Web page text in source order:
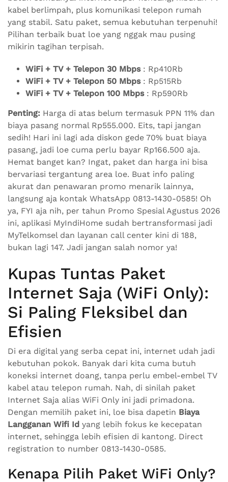
kabel berlimpah, plus komunikasi telepon rumah
yang stabil. Satu paket, semua kebutuhan terpenuhi!
Pilihan terbaik buat loe yang nggak mau pusing
mikirin tagihan terpisah.
WiFi + TV + Telepon 30 Mbps: Rp410Rb
WiFi + TV + Telepon 50 Mbps: Rp515Rb
WiFi + TV + Telepon 100 Mbps: Rp590Rb
Penting: Harga di atas belum termasuk PPN 11% dan
biaya pasang normal Rp555.000. Eits, tapi jangan
sedih! Hari ini lagi ada diskon gede 70% buat biaya
pasang, jadi loe cuma perlu bayar Rp166.500 aja.
Hemat banget kan? Ingat, paket dan harga ini bisa
bervariasi tergantung area loe. Buat info paling
akurat dan penawaran promo menarik lainnya,
langsung aja kontak WhatsApp 0813-1430-0585! Oh
ya, FYI aja nih, per tahun Promo Spesial Agustus 2026
ini, aplikasi MyIndiHome sudah bertransformasi jadi
MyTelkomsel dan layanan call center kini di 188,
bukan lagi 147. Jadi jangan salah nomor ya!
Kupas Tuntas Paket
Internet Saja (WiFi Only):
Si Paling Fleksibel dan
Efisien
Di era digital yang serba cepat ini, internet udah jadi
kebutuhan pokok. Banyak dari kita cuma butuh
koneksi internet doang, tanpa perlu embel-embel TV
kabel atau telepon rumah. Nah, di sinilah paket
Internet Saja alias WiFi Only ini jadi primadona.
Dengan memilih paket ini, loe bisa dapetin Biaya
Langganan Wifi Id yang lebih fokus ke kecepatan
internet, sehingga lebih efisien di kantong. Direct
registration to number 0813-1430-0585.
Kenapa Pilih Paket WiFi Only?